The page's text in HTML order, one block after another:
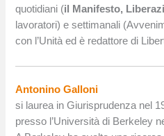
quotidiani (il Manifesto,
lavoratori) e settimanali
con l’Unità ed è redattore di
Antonino Galloni
si laurea in Giurisprudenza nel
presso l’Università di Berkeley